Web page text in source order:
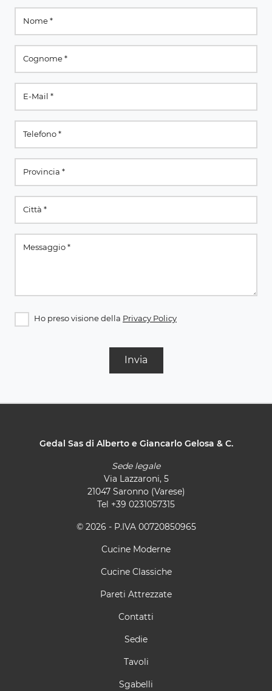
Ho preso visione della Privacy Policy
Invia
Gedal Sas di Alberto e Giancarlo Gelosa & C.
Sede legale
Via Lazzaroni, 5
21047 Saronno (Varese)
Tel +39 0231057315
© 2026 - P.IVA 00720850965
Cucine Moderne
Cucine Classiche
Pareti Attrezzate
Contatti
Sedie
Tavoli
Sgabelli